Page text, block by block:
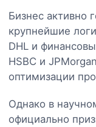
Бизнес активно
крупнейшие
DHL и
HSBC и
оптимизации
Однако в
официально